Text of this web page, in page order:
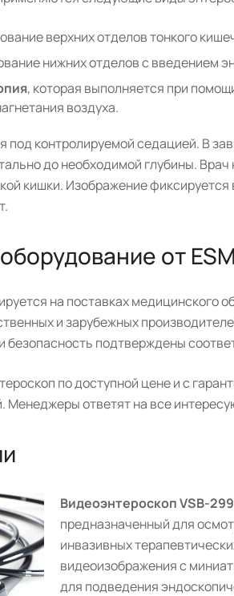
верхних отделов тонкого
нижних отделов с введением
, которая выполняется при
воздуха.
под контролируемой седацией. В
до необходимой глубины.
кишки. Изображение
от ESM
на поставках медицинского
и зарубежных
безопасность подтверждены
по доступной цене и с
Менеджеры ответят на все
ВидеоэнтероскопVSB-
предназначенный для
инвазивных
видеоизображения с
для подведения